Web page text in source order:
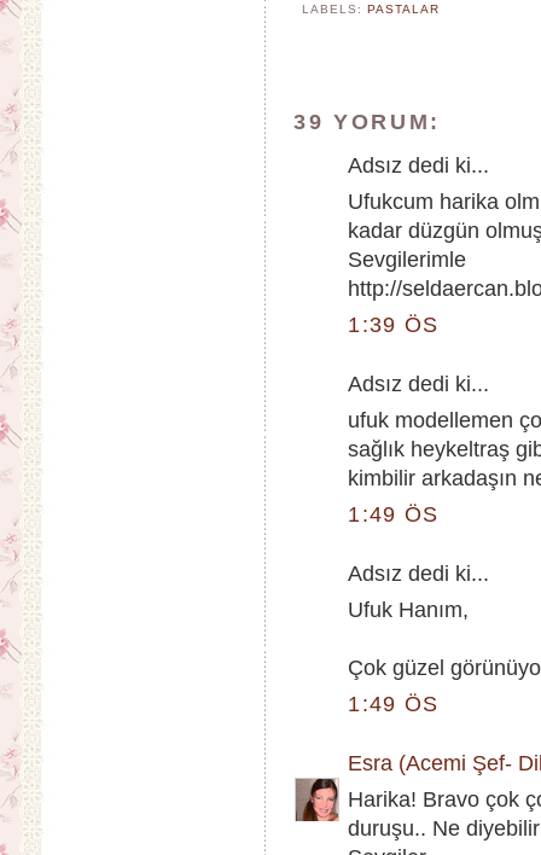
LABELS:PASTALAR
39 YORUM:
Adsız dedi ki...
Ufukcum harika
kadar düzgün olmuş
Sevgilerimle
http://
1:39 ÖS
Adsız dedi ki...
ufuk modellemen
sağlık heykeltraş
kimbilir arkadaşın
1:49 ÖS
Adsız dedi ki...
Ufuk Hanım,
Çok güzel
1:49 ÖS
Esra (Acemi Şef-
Harika! Bravo çok
duruşu.. Ne